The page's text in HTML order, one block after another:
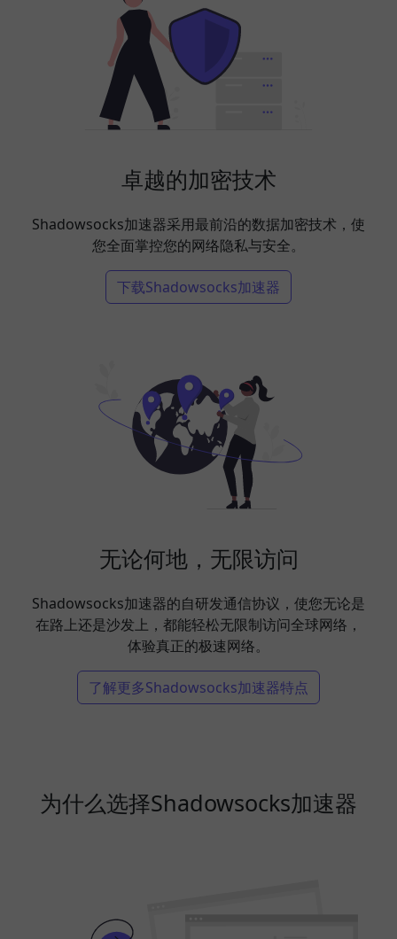
卓越的加密技术
Shadowsocks加速器采用最前沿的数据加密技术，使
您全面掌控您的网络隐私与安全。
下载Shadowsocks加速器
无论何地，无限访问
Shadowsocks加速器的自研发通信协议，使您无论是
在路上还是沙发上，都能轻松无限制访问全球网络，
体验真正的极速网络。
了解更多Shadowsocks加速器特点
为什么选择Shadowsocks加速器